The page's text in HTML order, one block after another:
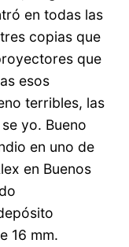
en todas las
copias que
que
esos
terribles, las
yo. Bueno
en uno de
en Buenos
16 mm.